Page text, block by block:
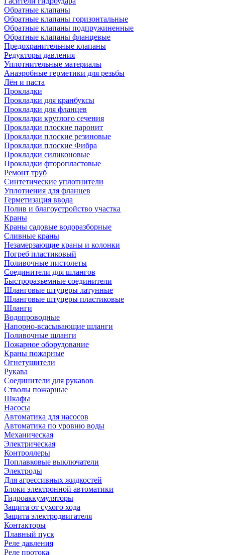
Обратные клапаны
Обратные клапаны горизонтальные
Обратные клапаны подпружиненные
Обратные клапаны фланцевые
Предохранительные клапаны
Редукторы давления
Уплотнительные материалы
Анаэробные герметики для резьбы
Лён и паста
Прокладки
Прокладки для кранбуксы
Прокладки для фланцев
Прокладки круглого сечения
Прокладки плоские паронит
Прокладки плоские резиновые
Прокладки плоские Фибра
Прокладки силиконовые
Прокладки фторопластовые
Ремонт труб
Синтетические уплотнители
Уплотнения для фланцев
Герметизация ввода
Полив и благоустройство участка
Краны
Краны садовые водоразборные
Сливные краны
Незамерзающие краны и колонки
Погреб пластиковый
Поливочные пистолеты
Соединители для шлангов
Быстроразъемные соединители
Шланговые штуцеры латунные
Шланговые штуцеры пластиковые
Шланги
Водопроводные
Напорно-всасывающие шланги
Поливочные шланги
Пожарное оборудование
Краны пожарные
Огнетушители
Рукава
Соединители для рукавов
Стволы пожарные
Шкафы
Насосы
Автоматика для насосов
Автоматика по уровню воды
Механическая
Электрическая
Контроллеры
Поплавковые выключатели
Электроды
Для агрессивных жидкостей
Блоки электронной автоматики
Гидроаккумуляторы
Защита от сухого хода
Защита электродвигателя
Контакторы
Плавный пуск
Реле давления
Реле протока